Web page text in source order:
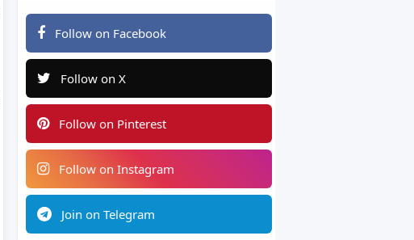
Follow on Facebook
Follow on X
Follow on Pinterest
Follow on Instagram
Join on Telegram